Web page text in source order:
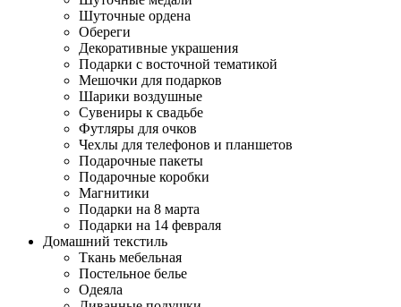
Шуточные ордена
Обереги
Декоративные украшения
Подарки с восточной тематикой
Мешочки для подарков
Шарики воздушные
Сувениры к свадьбе
Футляры для очков
Чехлы для телефонов и планшетов
Подарочные пакеты
Подарочные коробки
Магнитики
Подарки на 8 марта
Подарки на 14 февраля
Домашний текстиль
Ткань мебельная
Постельное белье
Одеяла